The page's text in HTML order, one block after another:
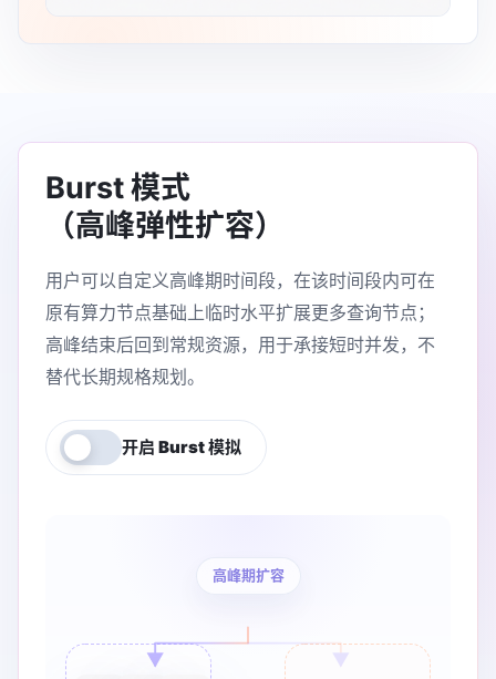
Burst 模式
（高峰弹性扩容）
用户可以自定义高峰期时间段，在该时间段内可在
原有算力节点基础上临时水平扩展更多查询节点；
高峰结束后回到常规资源，用于承接短时并发，不
替代长期规格规划。
开启 Burst 模拟
高峰期扩容